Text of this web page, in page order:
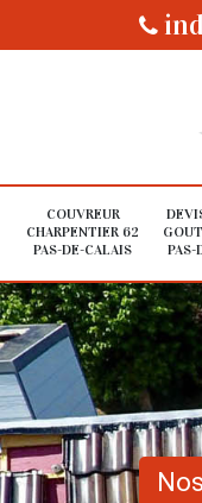
COUVREUR
CHARPENTIER 62
PAS-DE-CALAIS
PAS-